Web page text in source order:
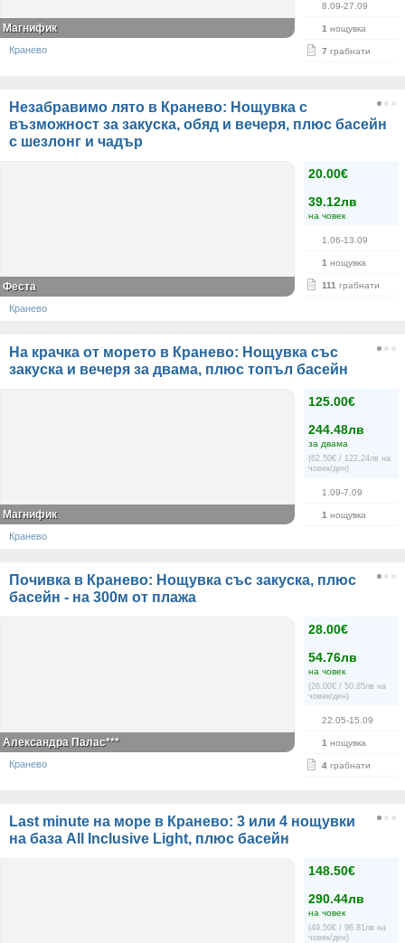
8.09-27.09
1 нощувка
7 грабнати
Магнифик
Кранево
Незабравимо лято в Кранево: Нощувка с
възможност за закуска, обяд и вечеря, плюс басейн
с шезлонг и чадър
20.00€
39.12лв
на човек
1.06-13.09
1 нощувка
111 грабнати
Феста
Кранево
На крачка от морето в Кранево: Нощувка със
закуска и вечеря за двама, плюс топъл басейн
125.00€
244.48лв
за двама
(62.50€ / 122.24лв на
човек/ден)
1.09-7.09
1 нощувка
Магнифик
Кранево
Почивка в Кранево: Нощувка със закуска, плюс
басейн - на 300м от плажа
28.00€
54.76лв
на човек
(26.00€ / 50.85лв на
човек/ден)
22.05-15.09
1 нощувка
4 грабнати
Александра Палас***
Кранево
Last minute на море в Кранево: 3 или 4 нощувки
на база All Inclusive Light, плюс басейн
148.50€
290.44лв
на човек
(49.50€ / 96.81лв на
човек/ден)